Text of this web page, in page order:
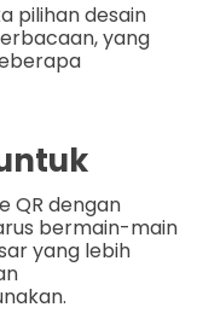
pilihan desain
yang
QR dengan
bermain-main
yang lebih